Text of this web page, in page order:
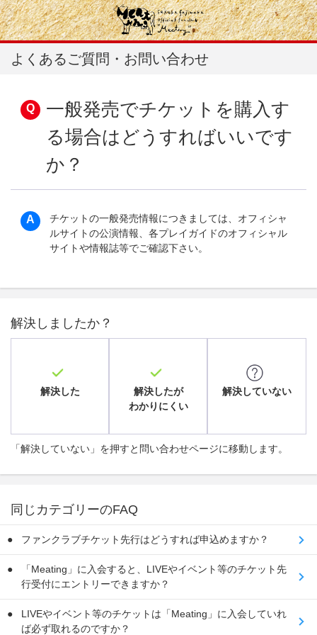
よくあるご質問・お問い合わせ
一般発売でチケットを購入す
る場合はどうすればいいです
か？
チケットの一般発売情報につきましては、オフィシャ
ルサイトの公演情報、各プレイガイドのオフィシャル
サイトや情報誌等でご確認下さい。
解決しましたか？
解決した
解決したが
わかりにくい
解決していない
「解決していない」を押すと問い合わせページに移動します。
同じカテゴリーのFAQ
ファンクラブチケット先行はどうすれば申込めますか？
「Meating」に入会すると、LIVEやイベント等のチケット先
行受付にエントリーできますか？
LIVEやイベント等のチケットは「Meating」に入会していれ
ば必ず取れるのですか？